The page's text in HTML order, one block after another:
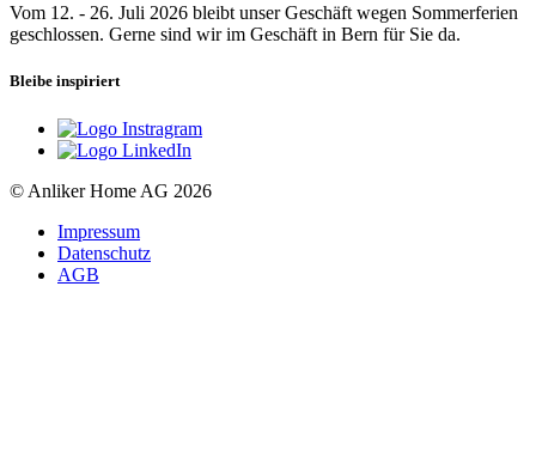
Vom 12. - 26. Juli 2026 bleibt unser Geschäft wegen Sommerferien
geschlossen. Gerne sind wir im Geschäft in Bern für Sie da.
Bleibe inspiriert
© Anliker Home AG 2026
Impressum
Datenschutz
AGB